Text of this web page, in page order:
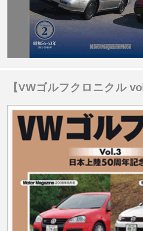
【VWゴルフクロニクル